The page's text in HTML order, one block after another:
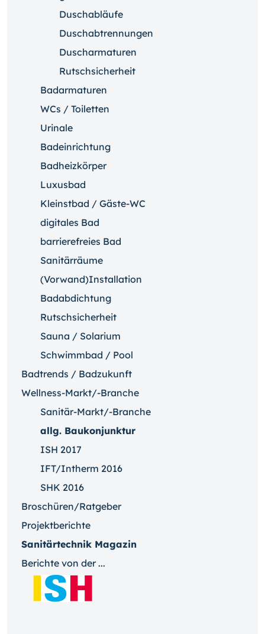
Duschabläufe
Duschabtrennungen
Duscharmaturen
Rutschsicherheit
Badarmaturen
WCs / Toiletten
Urinale
Badeinrichtung
Badheizkörper
Luxusbad
Kleinstbad / Gäste-WC
digitales Bad
barrierefreies Bad
Sanitärräume
(Vorwand)Installation
Badabdichtung
Rutschsicherheit
Sauna / Solarium
Schwimmbad / Pool
Badtrends / Badzukunft
Wellness-Markt/-Branche
Sanitär-Markt/-Branche
allg. Baukonjunktur
ISH 2017
IFT/Intherm 2016
SHK 2016
Broschüren/Ratgeber
Projektberichte
Sanitärtechnik Magazin
Berichte von der ...